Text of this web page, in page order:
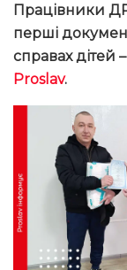
Працівники
перші
справах дітей
Proslav.